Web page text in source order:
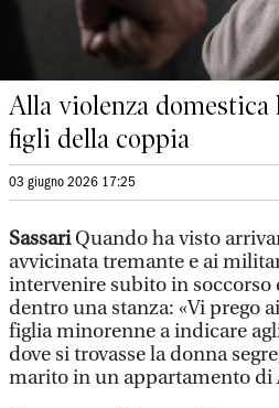
Alla violenza
figli della coppia
03 giugno 2026 17:25
SassariQuando ha visto
avvicinata tremante e ai
intervenire subito in
dentro una stanza: «Vi prego
figlia minorenne a indicare
dove si trovasse la donna
marito in un appartamento di